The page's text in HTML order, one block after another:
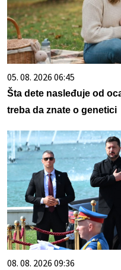
05. 08. 2026 06:45
Šta dete nasleđuje od
treba da znate o genetici
08. 08. 2026 09:36